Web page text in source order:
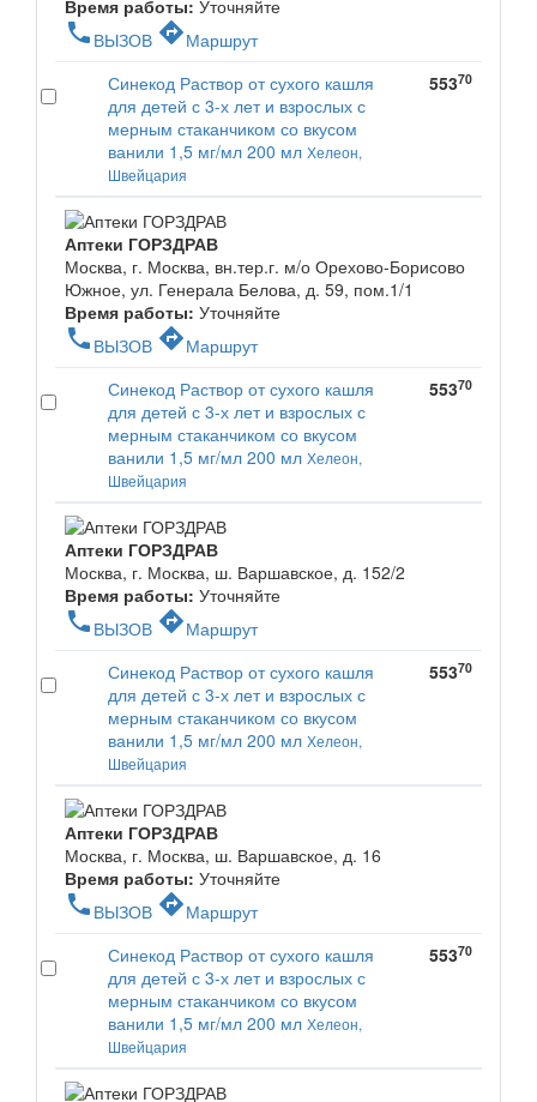
Время работы: Уточняйте
phone ВЫЗОВ directionsМаршрут
Синекод Раствор от сухого кашля
для детей с 3-х лет и взрослых с
мерным стаканчиком со вкусом
ванили 1,5 мг/мл 200 мл Хелеон,
Швейцария
55370
Аптеки ГОРЗДРАВ
Москва, г. Москва, вн.тер.г. м/о Орехово-Борисово
Южное, ул. Генерала Белова, д. 59, пом.1/1
Время работы: Уточняйте
phone ВЫЗОВ directionsМаршрут
Синекод Раствор от сухого кашля
для детей с 3-х лет и взрослых с
мерным стаканчиком со вкусом
ванили 1,5 мг/мл 200 мл Хелеон,
Швейцария
55370
Аптеки ГОРЗДРАВ
Москва, г. Москва, ш. Варшавское, д. 152/2
Время работы: Уточняйте
phone ВЫЗОВ directionsМаршрут
Синекод Раствор от сухого кашля
для детей с 3-х лет и взрослых с
мерным стаканчиком со вкусом
ванили 1,5 мг/мл 200 мл Хелеон,
Швейцария
55370
Аптеки ГОРЗДРАВ
Москва, г. Москва, ш. Варшавское, д. 16
Время работы: Уточняйте
phone ВЫЗОВ directionsМаршрут
Синекод Раствор от сухого кашля
для детей с 3-х лет и взрослых с
мерным стаканчиком со вкусом
ванили 1,5 мг/мл 200 мл Хелеон,
Швейцария
55370